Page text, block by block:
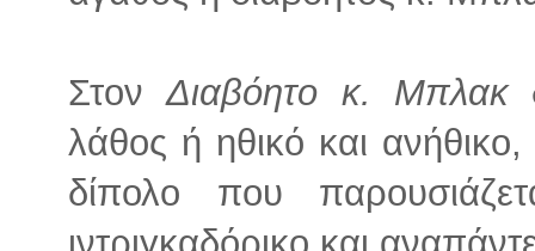
ΣτονΔιαβόητο κ. Μπλακ
λάθος ή ηθικό και
δίπολο που
ιντριγκαδόρικο και